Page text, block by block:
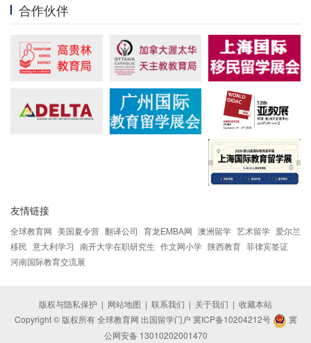
合作伙伴
友情链接
全球教育网 美国夏令营 翻译公司 育龙EMBA网 澳洲留学 艺术留学 爱尔兰
移民 意大利学习 南开大学在职研究生 作文网小学 陕西教育 菲律宾签证
河南国际教育交流展
版权与隐私保护 | 网站地图 | 联系我们 | 关于我们 | 收藏本站
Copyright © 版权所有 全球教育网 出国留学门户 冀ICP备10204212号
冀
公网安备 13010202001470